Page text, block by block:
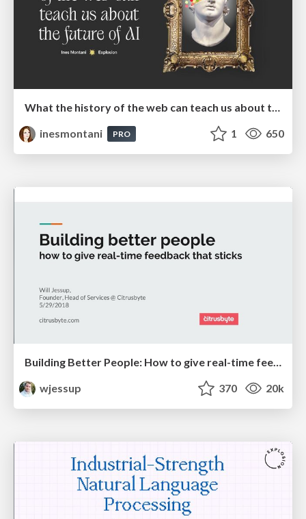
inesmontani
PRO 1 650
Building Better People: How to give real-time feedback that sticks.
wjessup
370 20k